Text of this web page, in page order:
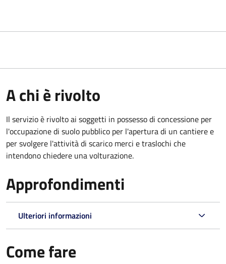
A chi è rivolto
Il servizio è rivolto ai soggetti in possesso di concessione per
l'occupazione di suolo pubblico per l'apertura di un cantiere e
per svolgere l'attività di scarico merci e traslochi che
intendono chiedere una volturazione.
Approfondimenti
Ulteriori informazioni
Come fare